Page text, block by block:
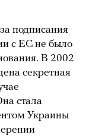
подписания
с ЕС не было
В 2002
секретная
стала
Украины